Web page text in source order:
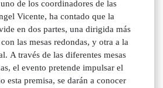
de los coordinadores de las
Vicente, ha contado que la
en dos partes, una dirigida más
las mesas redondas, y otra a la
A través de las diferentes mesas
el evento pretende impulsar el
esta premisa, se darán a conocer